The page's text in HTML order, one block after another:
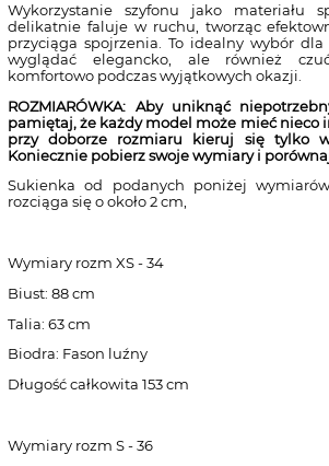
Wykorzystanie szyfonu jako materiału
delikatnie faluje w ruchu, tworząc
przyciąga spojrzenia. To idealny wybór
wyglądać elegancko, ale również
komfortowo podczas wyjątkowych okazji.
ROZMIARÓWKA: Aby uniknąć
pamiętaj, że każdy model może mieć nieco
przy doborze rozmiaru kieruj się tylko
Koniecznie pobierz swoje wymiary i
Sukienka od podanych poniżej
rozciąga się o około 2 cm,
Wymiary rozm XS - 34
Biust: 88 cm
Talia: 63 cm
Biodra: Fason luźny
Długość całkowita 153 cm
Wymiary rozm S - 36